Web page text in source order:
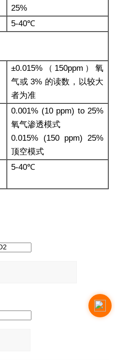
25%
5-40℃
±0.015%（150ppm）氧
气或 3% 的读数，以较大
者为准
0.001% (10 ppm) to 25%
氧气渗透模式
0.015% (150 ppm) 25%
顶空模式
5-40℃